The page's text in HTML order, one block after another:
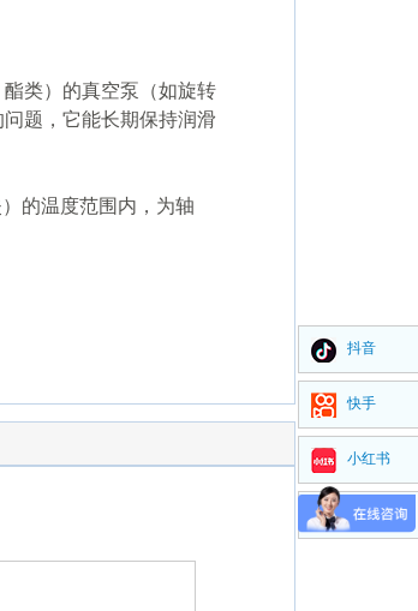
类）的真空泵（如旋转
题，它能长期保持润滑
的温度范围内，为轴
抖音
快手
小红书
视频号